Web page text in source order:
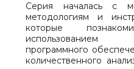
Серия началась с
методологиям и
которые
использованием
программного
количественного